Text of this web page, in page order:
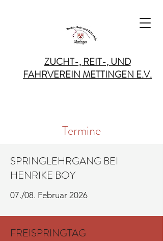
ZUCHT-, REIT-, UND
FAHRVEREIN METTINGEN E.V.
Termine
SPRINGLEHRGANG BEI
HENRIKE BOY
07./08. Februar 2026
FREISPRINGTAG